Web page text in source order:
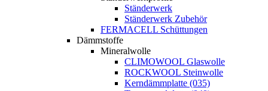
Ständerwerk
Ständerwerk Zubehör
FERMACELL Schüttungen
Dämmstoffe
Mineralwolle
CLIMOWOOL Glaswolle
ROCKWOOL Steinwolle
Kerndämmplatte (035)